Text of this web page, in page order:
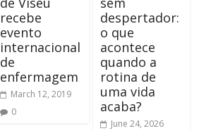
recebe
evento
internacional
de
enfermagem
March 12, 2019
0
despertador:
o que
acontece
quando a
rotina de
uma vida
acaba?
June 24, 2026